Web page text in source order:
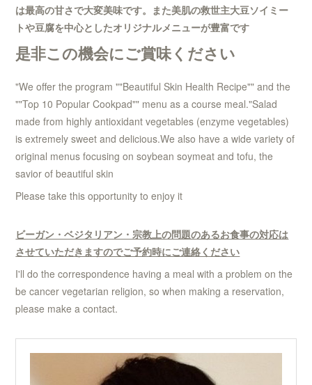
は最高の甘さで大変美味です。また美肌の救世主大豆ソイミー
トや豆腐を中心としたオリジナルメニューが豊富です
是非この機会にご賞味ください
"We offer the program ""Beautiful Skin Health Recipe"" and the
""Top 10 Popular Cookpad"" menu as a course meal."Salad
made from highly antioxidant vegetables (enzyme vegetables)
is extremely sweet and delicious.We also have a wide variety of
original menus focusing on soybean soymeat and tofu, the
savior of beautiful skin
Please take this opportunity to enjoy it
ビーガン・ベジタリアン・宗教上の問題のあるお食事の対応は
させていただきますのでご予約時にご連絡ください
I'll do the correspondence having a meal with a problem on the
be cancer vegetarian religion, so when making a reservation,
please make a contact.